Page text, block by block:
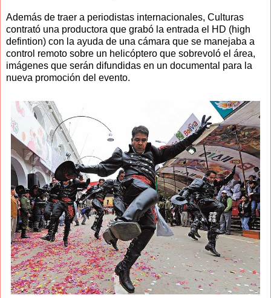
Además de traer a periodistas internacionales, Culturas
contrató una productora que grabó la entrada el HD (high
defintion) con la ayuda de una cámara que se manejaba a
control remoto sobre un helicóptero que sobrevoló el área,
imágenes que serán difundidas en un documental para la
nueva promoción del evento.